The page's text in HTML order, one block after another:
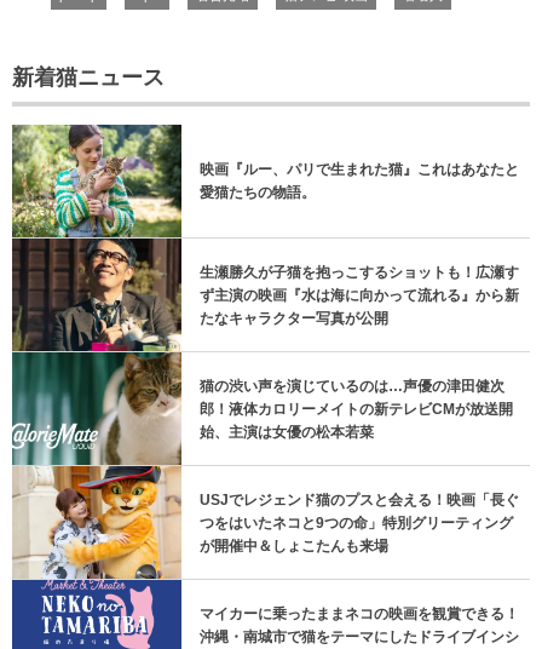
新着猫ニュース
映画『ルー、パリで生まれた猫』これはあなたと
愛猫たちの物語。
生瀬勝久が子猫を抱っこするショットも！広瀬す
ず主演の映画『水は海に向かって流れる』から新
たなキャラクター写真が公開
猫の渋い声を演じているのは…声優の津田健次
郎！液体カロリーメイトの新テレビCMが放送開
始、主演は女優の松本若菜
USJでレジェンド猫のプスと会える！映画「長ぐ
つをはいたネコと9つの命」特別グリーティング
が開催中＆しょこたんも来場
マイカーに乗ったままネコの映画を観賞できる！
沖縄・南城市で猫をテーマにしたドライブインシ